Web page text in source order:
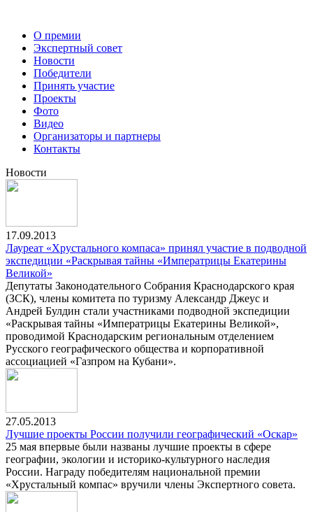
О премии
Экспертный совет
Новости
Победители
Принять участие
Проекты
Фото
Видео
Организаторы и партнеры
Контакты
Новости
17.09.2013
Лауреат «Хрустального компаса» принял участие в подводной
экспедиции «Раскрывая тайны «Императрицы Екатерины
Великой»
Депутаты Законодательного Собрания Краснодарского края
(ЗСК), члены комитета по туризму Александр Джеус и
Андрей Булдин стали участниками подводной экспедиции
«Раскрывая тайны «Императрицы Екатерины Великой»,
проводимой Краснодарским региональным отделением
Русского географического общества и корпоративной
ассоциацией «Газпром на Кубани».
27.05.2013
Лучшие проекты России получили географический «Оскар»
25 мая впервые были названы лучшие проекты в сфере
географии, экологии и историко-культурного наследия
России. Награду победителям национальной премии
«Хрустальный компас» вручили члены Экспертного совета.